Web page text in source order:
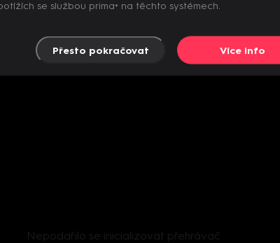
Nepodařilo se inicializovat přehrávač
se službou prima+ na těchto systémech.
Přesto pokračovat Více info